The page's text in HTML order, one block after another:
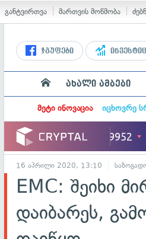
განტვირთვა მართვის მოწმობა
ჯგუფები
ახალი ამბები
მეტი ინოვაცია იცხოვრე
16 აპრილი 2020, 13:10
EMC: შეიხი
დაიბარეს,